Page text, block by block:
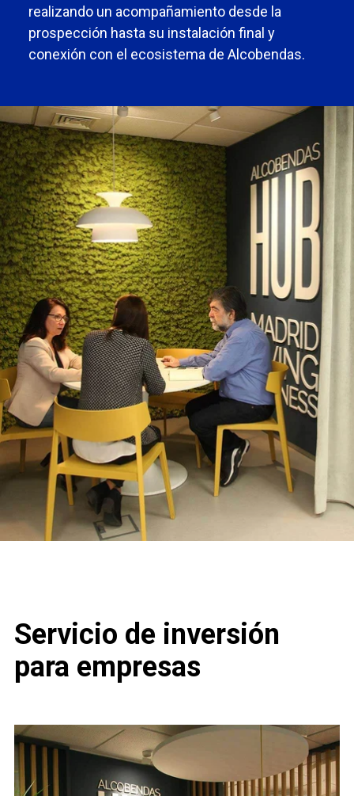
realizando un acompañamiento desde la
prospección hasta su instalación final y
conexión con el ecosistema de Alcobendas.
Servicio de inversión
para empresas